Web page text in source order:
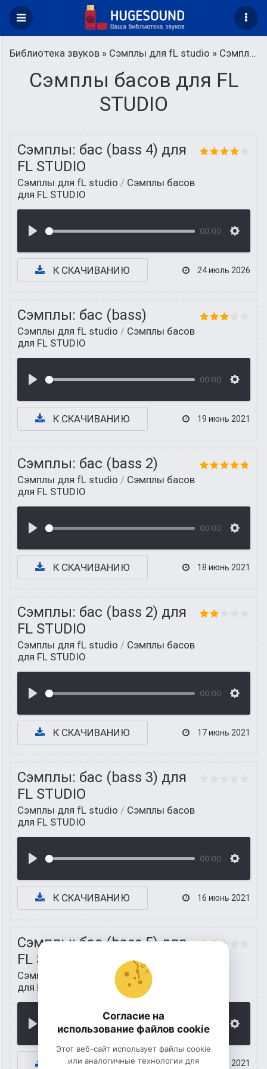
Библиотека звуков » Сэмплы для fL studio » Сэмплы басов для FL STUDIO
Сэмплы басов для FL
STUDIO
Сэмплы: бас (bass 4) для
FL STUDIO
Сэмплы для fL studio / Сэмплы басов
для FL STUDIO
00:00
К СКАЧИВАНИЮ 24 июль 2026
Сэмплы: бас (bass)
Сэмплы для fL studio / Сэмплы басов
для FL STUDIO
00:00
К СКАЧИВАНИЮ 19 июнь 2021
Сэмплы: бас (bass 2)
Сэмплы для fL studio / Сэмплы басов
для FL STUDIO
00:00
К СКАЧИВАНИЮ 18 июнь 2021
Сэмплы: бас (bass 2) для
FL STUDIO
Сэмплы для fL studio / Сэмплы басов
для FL STUDIO
00:00
К СКАЧИВАНИЮ 17 июнь 2021
Сэмплы: бас (bass 3) для
FL STUDIO
Сэмплы для fL studio / Сэмплы басов
для FL STUDIO
00:00
К СКАЧИВАНИЮ 16 июнь 2021
Сэмплы: бас (bass 5) для
FL STUDIO
Сэмплы для fL studio /Сэмплы басов
для FL STUDIO
00:00
К СКАЧИВАНИЮ 15 июнь 2021
Согласие на
использование файлов cookie
Этот веб-сайт использует файлы cookie
или аналогичные технологии для